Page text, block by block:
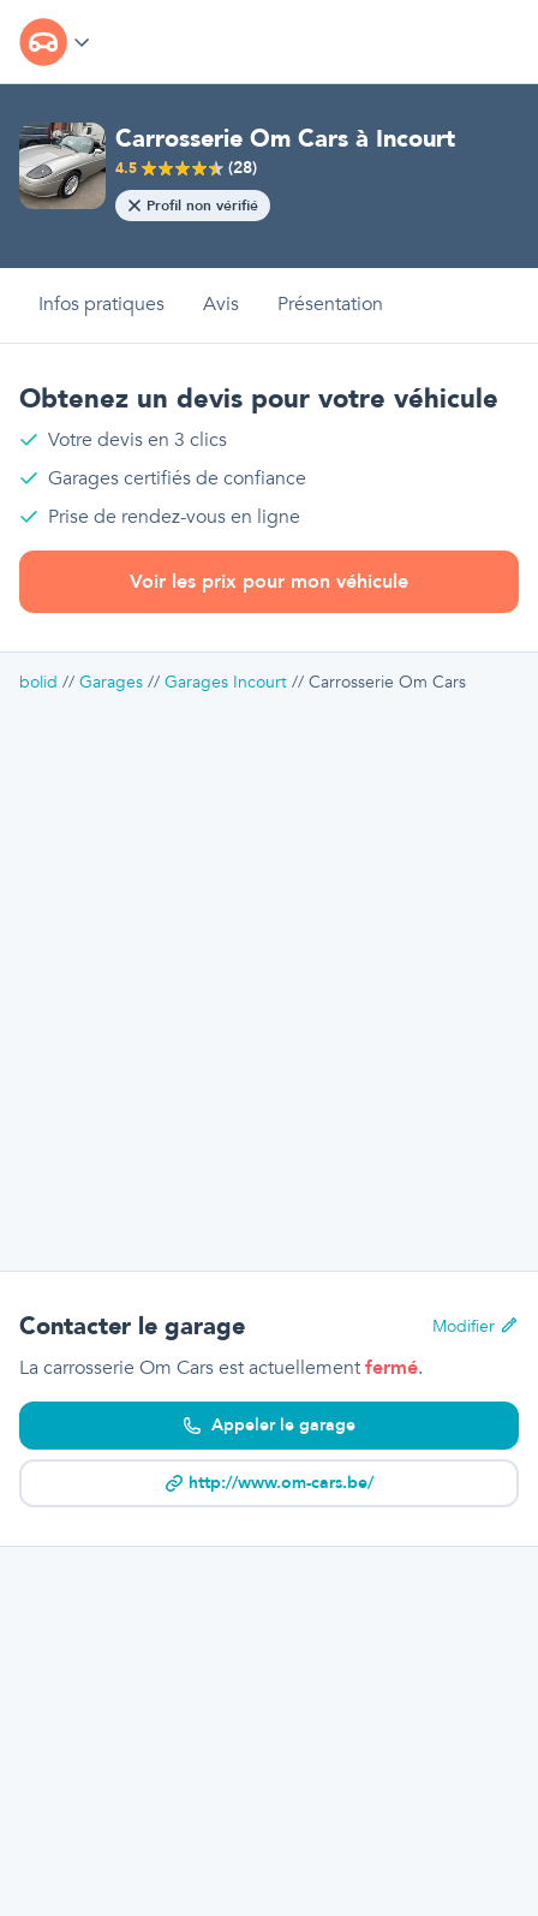
Carrosserie Om Cars à Incourt
4.5 (28)
Profil non vérifié
Infos pratiques Avis Présentation
Obtenez un devis pour votre véhicule
Votre devis en 3 clics
Garages certifiés de confiance
Prise de rendez-vous en ligne
Voir les prix pour mon véhicule
bolid Garages Garages Incourt Carrosserie Om Cars
Contacter le garage Modifier
La carrosserie Om Carsest actuellementfermé.
Appeler le garage
http://www.om-cars.be/